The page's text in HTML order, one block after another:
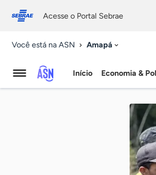
conosco
Acesse o Portal Sebrae
Você está na ASN Amapá
Agência
Início Economia &